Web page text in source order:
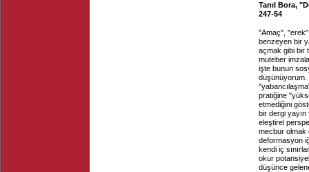
Tanıl Bora,
247-54
"Amaç", "erek"
benzeyen bir
açmak gibi bir
muteber
işte bunun
düşünüyorum.
pratiğine
etmediğini
bir dergi
eleştirel
mecbur olmak
deformasyon
kendi iç
okur
düşünce